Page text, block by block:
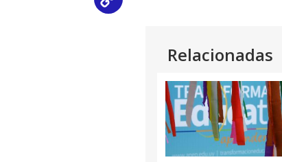
Relacionadas